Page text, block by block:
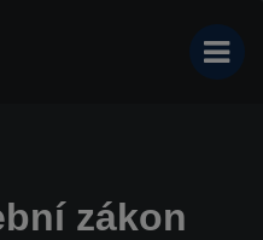
zákon